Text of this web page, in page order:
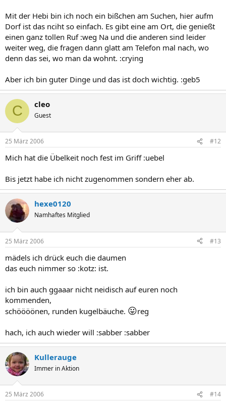
Mit der Hebi bin ich noch ein bißchen am Suchen, hier aufm
Dorf ist das nciht so einfach. Es gibt eine am Ort, die genießt
einen ganz tollen Ruf :weg Na und die anderen sind leider
weiter weg, die fragen dann glatt am Telefon mal nach, wo
denn das sei, wo man da wohnt. :crying
Aber ich bin guter Dinge und das ist doch wichtig. :geb5
C cleo
Guest
25 März 2006 #12
Mich hat die Übelkeit noch fest im Griff :uebel
Bis jetzt habe ich nicht zugenommen sondern eher ab.
hexe0120
Namhaftes Mitglied
25 März 2006 #13
mädels ich drück euch die daumen
das euch nimmer so :kotz: ist.
ich bin auch ggaaar nicht neidisch auf euren noch
kommenden,
schöööönen, runden kugelbäuche. 😛reg
hach, ich auch wieder will :sabber :sabber
Kullerauge
Immer in Aktion
25 März 2006 #14